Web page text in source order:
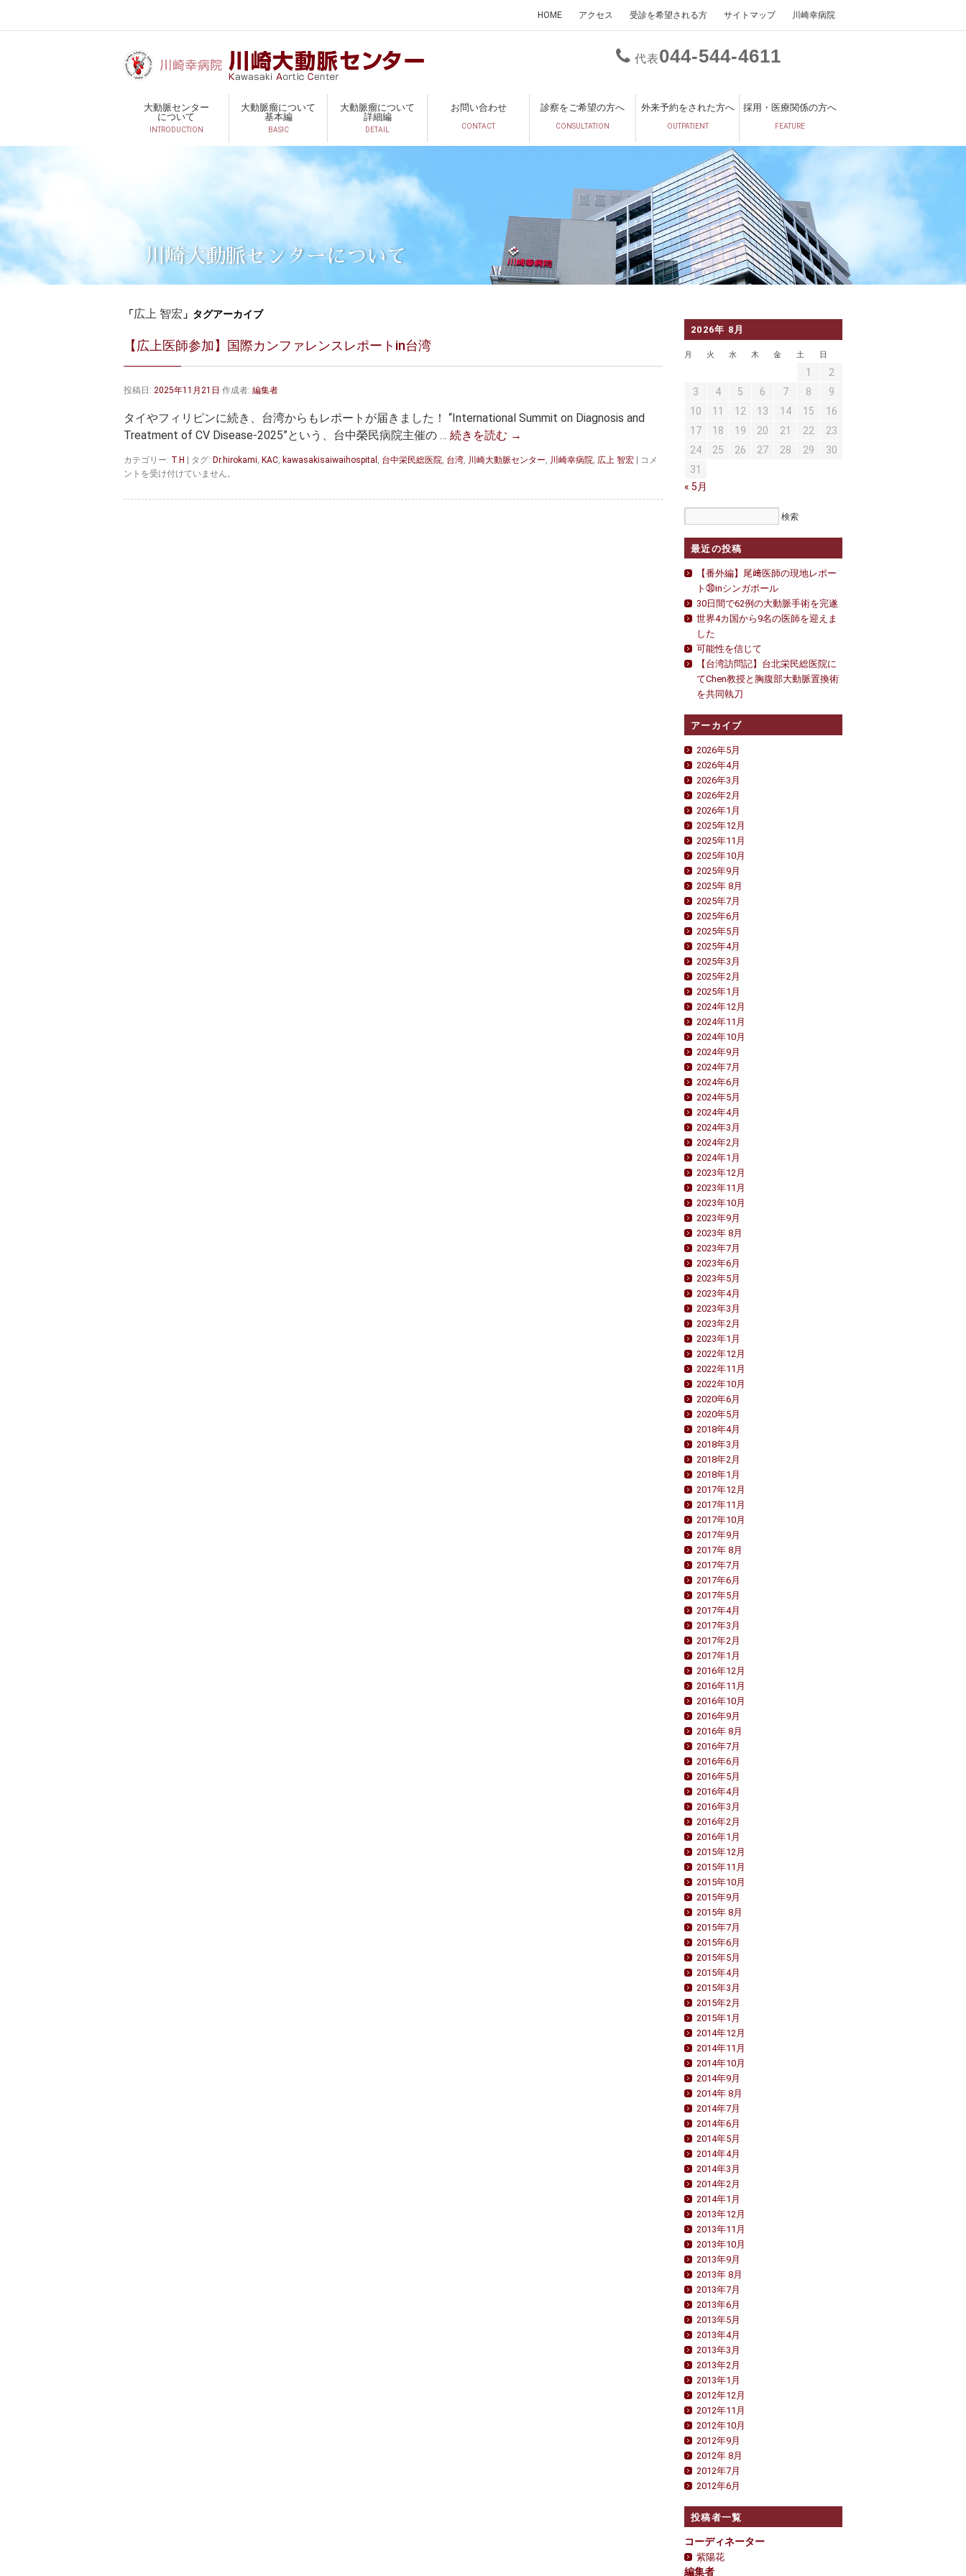
HOME アクセス 受診を希望される方 サイトマップ 川崎幸病院
代表044 544 4611
大動脈センター
について
INTRODUCTION
大動脈瘤について
基本編
BASIC
大動脈瘤について
詳細編
DETAIL
お問い合わせ
CONTACT
診察をご希望の方へ
CONSULTATION
外来予約をされた方へ
OUTPATIENT
採用・医療関係の方へ
FEATURE
川崎大動脈センターについて
「広上 智宏 」タグアーカイブ
【広上医師参加】国際カンファレンスレポートin台湾
投稿日: 2025年11月21日 作成者: 編集者
タイやフィリピンに続き、台湾からもレポートが届きました！ “International Summit on Diagnosis and
Treatment of CV Disease-2025”という、台中榮民病院主催の … 続きを読む →
カテゴリー: T.H タグ: Dr.hirokami, KAC, kawasakisaiwaihospital , 台中栄民総医院, 台湾, 川崎大動脈センター, 川崎幸病院, 広上 智宏
【広
師
コメ
ントを受け付けていません。
2026年 8月
月 火 水 木 金 土 日
1
2
3
4 5 6 7 8
9
10
11 12 13 14 15
16
17
18 19 20 21 22
23
24
25 26 27 28 29
30
31
« 5月
最近の投稿
【番外編】尾﨑医師の現地レポー
ト㉚inシンガポール
30日間で62例の大動脈手術を完遂
世界4カ国から9名の医師を迎えま
した
可能性を信じて
【台湾訪問記】台北栄民総医院に
てChen教授と胸腹部大動脈置換術
を共同執刀
アーカイブ
2026年5月
2026年4月
2026年3月
2026年2月
2026年1月
2025年12月
2025年11月
2025年10月
2025年9月
2025年 8月
2025年7月
2025年6月
2025年5月
2025年4月
2025年3月
2025年2月
2025年1月
2024年12月
2024年11月
2024年10月
2024年9月
2024年7月
2024年6月
2024年5月
2024年4月
2024年3月
2024年2月
2024年1月
2023年12月
2023年11月
2023年10月
2023年9月
2023年 8月
2023年7月
2023年6月
2023年5月
2023年4月
2023年3月
2023年2月
2023年1月
2022年12月
2022年11月
2022年10月
2020年6月
2020年5月
2018年4月
2018年3月
2018年2月
2018年1月
2017年12月
2017年11月
2017年10月
2017年9月
2017年 8月
2017年7月
2017年6月
2017年5月
2017年4月
2017年3月
2017年2月
2017年1月
2016年12月
2016年11月
2016年10月
2016年9月
2016年 8月
2016年7月
2016年6月
2016年5月
2016年4月
2016年3月
2016年2月
2016年1月
2015年12月
2015年11月
2015年10月
2015年9月
2015年 8月
2015年7月
2015年6月
2015年5月
2015年4月
2015年3月
2015年2月
2015年1月
2014年12月
2014年11月
2014年10月
2014年9月
2014年 8月
2014年7月
2014年6月
2014年5月
2014年4月
2014年3月
2014年2月
2014年1月
2013年12月
2013年11月
2013年10月
2013年9月
2013年 8月
2013年7月
2013年6月
2013年5月
2013年4月
2013年3月
2013年2月
2013年1月
2012年12月
2012年11月
2012年10月
2012年9月
2012年 8月
2012年7月
2012年6月
投稿者一覧
コーディネーター
紫陽花
編集者